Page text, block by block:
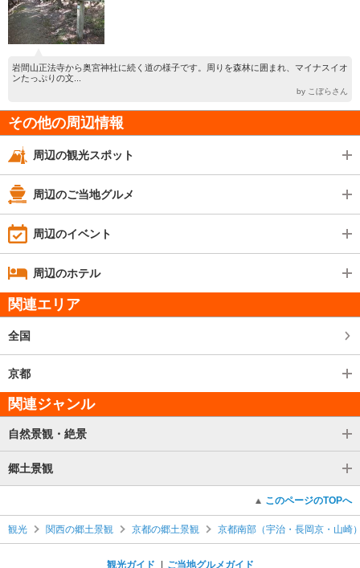
岩間山正法寺から奥宮神社に続く道の様子です。周りを森林に囲まれ、マイナスイオ
ンたっぷりの文...
by こぼらさん
その他の周辺情報
周辺の観光スポット
周辺のご当地グルメ
周辺のイベント
周辺のホテル
関連エリア
全国
京都
関連ジャンル
自然景観・絶景
郷土景観
このページのTOPへ
観光 関西の郷土景観 京都の郷土景観 京都南部（宇治・長岡京・山崎
観光ガイド ご当地グルメガイド